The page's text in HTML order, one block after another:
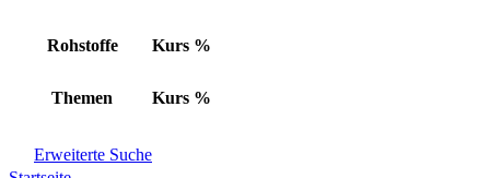
Rohstoffe Kurs %
Themen Kurs %
Erweiterte Suche